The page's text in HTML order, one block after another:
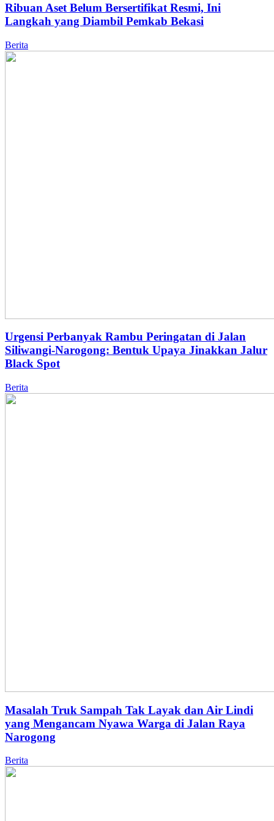
Ribuan Aset Belum Bersertifikat Resmi, Ini
Langkah yang Diambil Pemkab Bekasi
Berita
Urgensi Perbanyak Rambu Peringatan di Jalan
Siliwangi-Narogong: Bentuk Upaya Jinakkan Jalur
Black Spot
Berita
Masalah Truk Sampah Tak Layak dan Air Lindi
yang Mengancam Nyawa Warga di Jalan Raya
Narogong
Berita